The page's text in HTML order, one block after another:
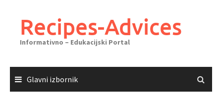
sadržajaRecipes-Advices
Informativno – Edukacijski Portal
Glavni izbornik